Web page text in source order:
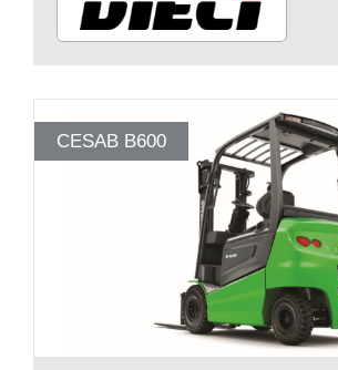
CESAB B600